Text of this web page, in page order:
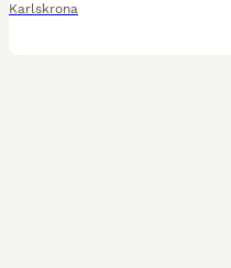
Karlskrona